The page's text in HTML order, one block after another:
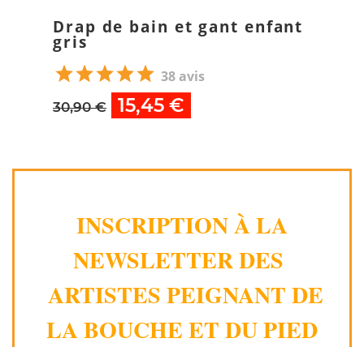
Drap de bain et gant enfant
gris
38 avis
30,90 € 15,45 €
INSCRIPTION À LA
NEWSLETTER DES
ARTISTES PEIGNANT DE
LA BOUCHE ET DU PIED